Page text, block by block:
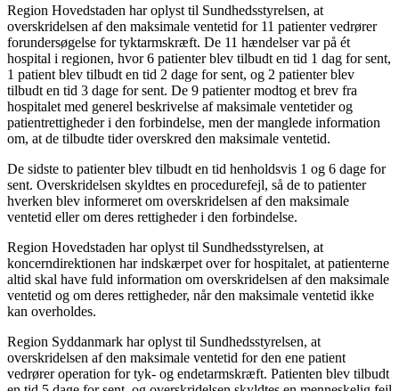
Region Hovedstaden har oplyst til Sundhedsstyrelsen, at
overskridelsen af den maksimale ventetid for 11 patienter vedrører
forundersøgelse for tyktarmskræft. De 11 hændelser var på ét
hospital i regionen, hvor 6 patienter blev tilbudt en tid 1 dag for sent,
1 patient blev tilbudt en tid 2 dage for sent, og 2 patienter blev
tilbudt en tid 3 dage for sent. De 9 patienter modtog et brev fra
hospitalet med generel beskrivelse af maksimale ventetider og
patientrettigheder i den forbindelse, men der manglede information
om, at de tilbudte tider overskred den maksimale ventetid.
De sidste to patienter blev tilbudt en tid henholdsvis 1 og 6 dage for
sent. Overskridelsen skyldtes en procedurefejl, så de to patienter
hverken blev informeret om overskridelsen af den maksimale
ventetid eller om deres rettigheder i den forbindelse.
Region Hovedstaden har oplyst til Sundhedsstyrelsen, at
koncerndirektionen har indskærpet over for hospitalet, at patienterne
altid skal have fuld information om overskridelsen af den maksimale
ventetid og om deres rettigheder, når den maksimale ventetid ikke
kan overholdes.
Region Syddanmark har oplyst til Sundhedsstyrelsen, at
overskridelsen af den maksimale ventetid for den ene patient
vedrører operation for tyk- og endetarmskræft. Patienten blev tilbudt